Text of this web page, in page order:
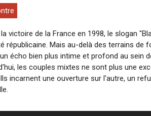
victoire de la France en 1998, le slogan
républicaine. Mais au-delà des terrains
écho bien plus intime et profond au sein
les couples mixtes ne sont plus une
incarnent une ouverture sur l'autre, un